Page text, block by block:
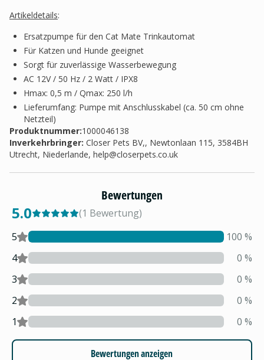
Artikeldetails:
Ersatzpumpe für den Cat Mate Trinkautomat
Für Katzen und Hunde geeignet
Sorgt für zuverlässige Wasserbewegung
AC 12V / 50 Hz / 2 Watt / IPX8
Hmax: 0,5 m / Qmax: 250 l/h
Lieferumfang: Pumpe mit Anschlusskabel (ca. 50 cm ohne
Netzteil)
Produktnummer:1000046138
Inverkehrbringer: Closer Pets BV,, Newtonlaan 115, 3584BH
Utrecht, Niederlande, help@closerpets.co.uk
Bewertungen
5.0 (1 Bewertung)
5
100 %
4
0 %
3
0 %
2
0 %
1
0 %
Bewertungen anzeigen